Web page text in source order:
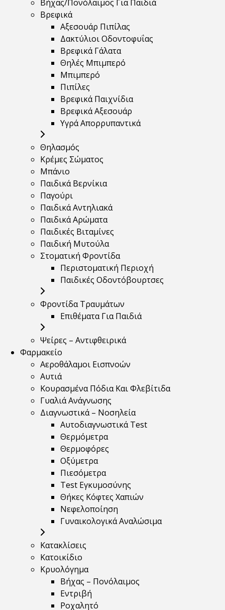
Βήχας/Πονόλαιμος Για Παιδιά
Βρεφικά
Αξεσουάρ Πιπίλας
Δακτύλιοι Οδοντοφυΐας
Βρεφικά Γάλατα
Θηλές Μπιμπερό
Μπιμπερό
Πιπίλες
Βρεφικά Παιχνίδια
Βρεφικά Αξεσουάρ
Υγρά Απορρυπαντικά
Θηλασμός
Κρέμες Σώματος
Μπάνιο
Παιδικά Βερνίκια
Παγούρι
Παιδικά Αντηλιακά
Παιδικά Αρώματα
Παιδικές Βιταμίνες
Παιδική Μυτούλα
Στοματική Φροντίδα
Περιστοματική Περιοχή
Παιδικές Οδοντόβουρτσες
Φροντίδα Τραυμάτων
Επιθέματα Για Παιδιά
Ψείρες – Αντιφθειρικά
Φαρμακείο
Αεροθάλαμοι Εισπνοών
Αυτιά
Κουρασμένα Πόδια Και Φλεβίτιδα
Γυαλιά Ανάγνωσης
Διαγνωστικά – Νοσηλεία
Αυτοδιαγνωστικά Test
Θερμόμετρα
Θερμοφόρες
Οξύμετρα
Πιεσόμετρα
Test Εγκυμοσύνης
Θήκες Κόφτες Χαπιών
Νεφελοποίηση
Γυναικολογικά Αναλώσιμα
Κατακλίσεις
Κατοικίδιο
Κρυολόγημα
Βήχας – Πονόλαιμος
Εντριβή
Ροχαλητό